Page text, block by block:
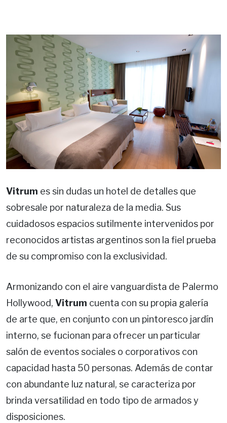
Vitrum es sin dudas un hotel de detalles que
sobresale por naturaleza de la media. Sus
cuidadosos espacios sutilmente intervenidos por
reconocidos artistas argentinos son la fiel prueba
de su compromiso con la exclusividad.
Armonizando con el aire vanguardista de Palermo
Hollywood, Vitrum cuenta con su propia galería
de arte que, en conjunto con un pintoresco jardín
interno, se fucionan para ofrecer un particular
salón de eventos sociales o corporativos con
capacidad hasta 50 personas. Además de contar
con abundante luz natural, se caracteriza por
brinda versatilidad en todo tipo de armados y
disposiciones.